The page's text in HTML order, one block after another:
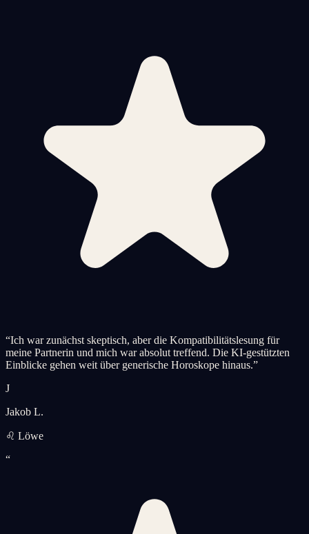
“Ich war zunächst skeptisch, aber die Kompatibilitätslesung für
meine Partnerin und mich war absolut treffend. Die KI-gestützten
Einblicke gehen weit über generische Horoskope hinaus.”
J
Jakob L.
♌ Löwe
“